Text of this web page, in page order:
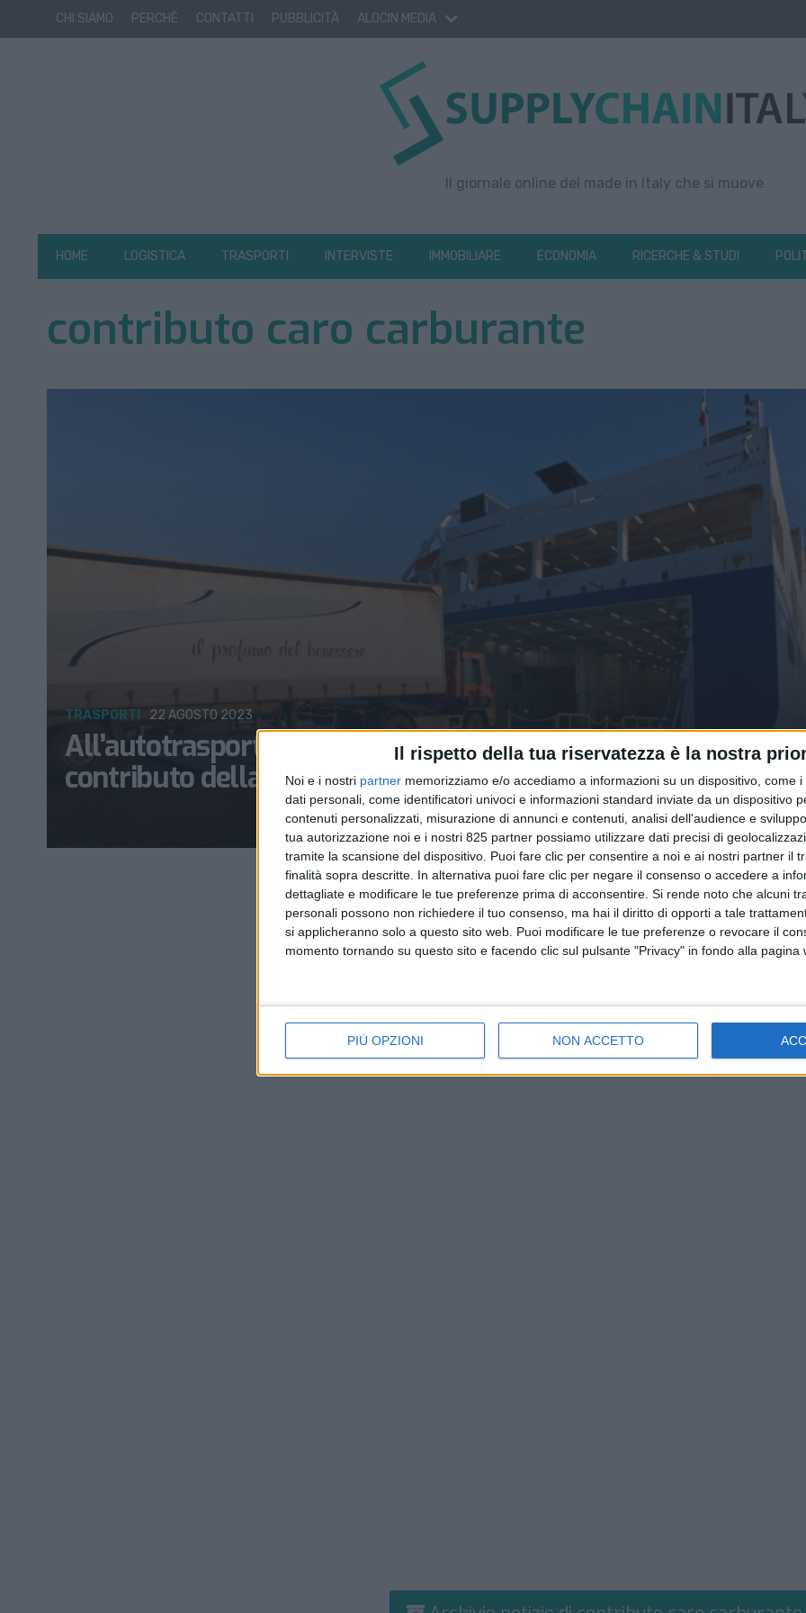
Il rispetto della tua riservatezza è la nostra
Noi e i nostri partner memorizziamo e/o accediamo a informazioni su un dispositivo, come
dati personali, come identificatori univoci e informazioni standard inviate da un dispositivo
contenuti personalizzati, misurazione di annunci e contenuti, analisi dell'audience e
tua autorizzazione noi e i nostri 825 partner possiamo utilizzare dati precisi di
tramite la scansione del dispositivo. Puoi fare clic per consentire a noi e ai nostri partner il
finalità sopra descritte. In alternativa puoi fare clic per negare il consenso o accedere a
dettagliate e modificare le tue preferenze prima di acconsentire. Si rende noto che alcuni
personali possono non richiedere il tuo consenso, ma hai il diritto di opporti a tale
si applicheranno solo a questo sito web. Puoi modificare le tue preferenze o revocare il
momento tornando su questo sito e facendo clic sul pulsante "Privacy" in fondo alla pagina
PIÙ OPZIONI NON ACCETTO
CHI SIAMO PERCHÈ CONTATTI PUBBLICITÀ ALOCIN MEDIA
Il giornale online del made in Italy che si muove
HOME LOGISTICA TRASPORTI INTERVISTE IMMOBILIARE ECONOMIA RICERCHE & STUDI
contributo caro carburante
All’autotrasporto di merce Adr verso le isole minori un
contributo della Regione Siciliana
TRASPORTI 22 AGOSTO 2023